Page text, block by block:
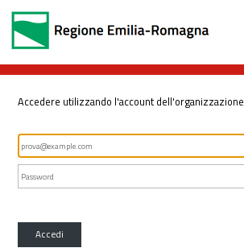
Accedere utilizzando l'account dell'organizzazione
Accedi